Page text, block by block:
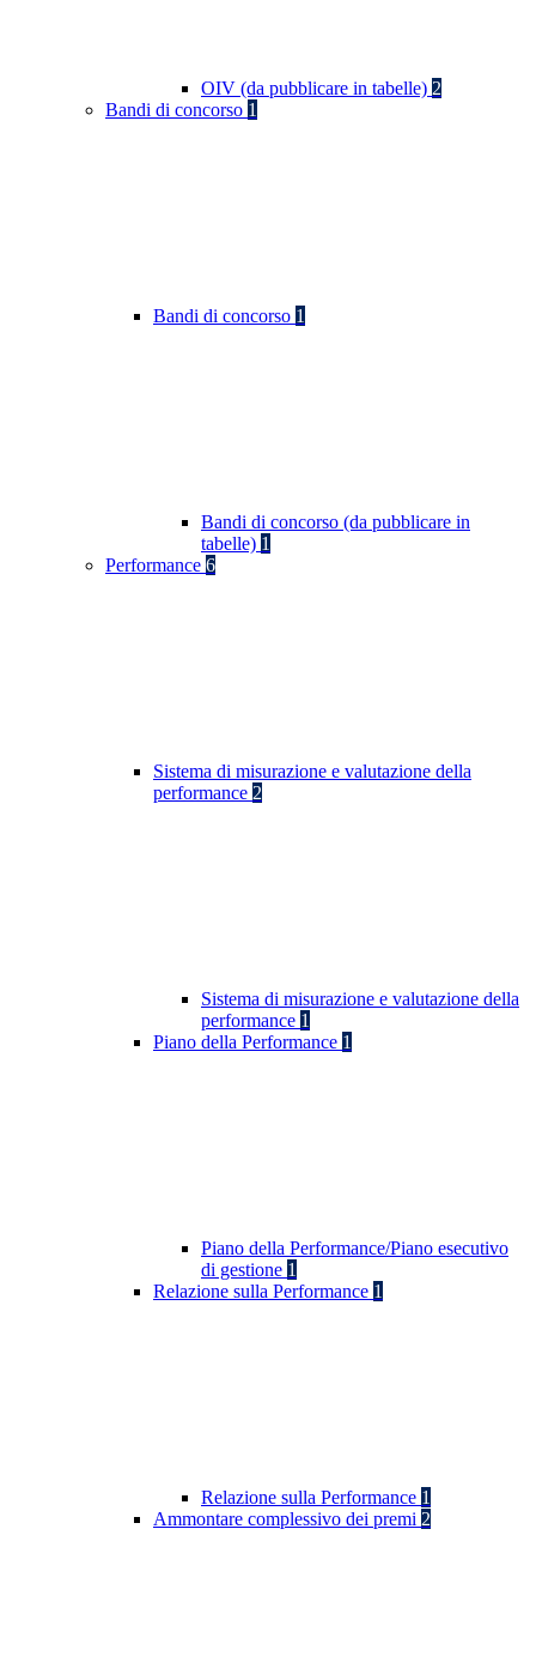
OIV (da pubblicare in tabelle) 2
Bandi di concorso 1
Bandi di concorso 1
Bandi di concorso (da pubblicare in
tabelle) 1
Performance 6
Sistema di misurazione e valutazione della
performance 2
Sistema di misurazione e valutazione della
performance 1
Piano della Performance 1
Piano della Performance/Piano esecutivo
di gestione 1
Relazione sulla Performance 1
Relazione sulla Performance 1
Ammontare complessivo dei premi 2